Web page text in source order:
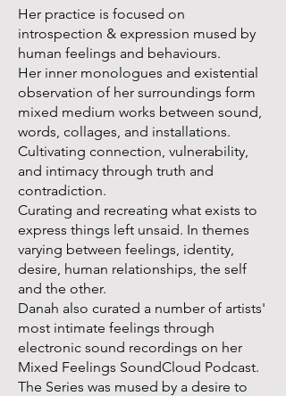
Her practice is focused on
introspection & expression mused by
human feelings and behaviours.
Her inner monologues and existential
observation of her surroundings form
mixed medium works between sound,
words, collages, and installations.
Cultivating connection, vulnerability,
and intimacy through truth and
contradiction.
Curating and recreating what exists to
express things left unsaid. In themes
varying between feelings, identity,
desire, human relationships, the self
and the other.
Danah also curated a number of artists'
most intimate feelings through
electronic sound recordings on her
Mixed Feelings SoundCloud Podcast.
The Series was mused by a desire to